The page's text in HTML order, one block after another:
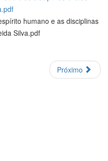
humano e as disciplinas
Silva.pdf
Próximo